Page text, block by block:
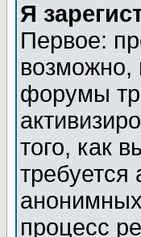
Я
Первое:
возможно,
форумы
того, как
процесс